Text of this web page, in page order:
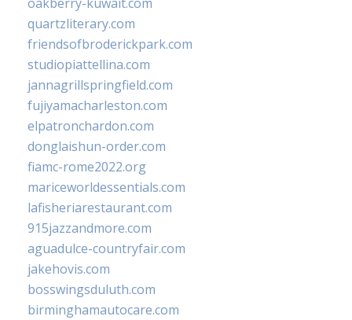
quartzliterary.com
friendsofbroderickpark.com
studiopiattellina.com
jannagrillspringfield.com
fujiyamacharleston.com
elpatronchardon.com
donglaishun-order.com
fiamc-rome2022.org
mariceworldessentials.com
lafisheriarestaurant.com
915jazzandmore.com
aguadulce-countryfair.com
jakehovis.com
bosswingsduluth.com
birminghamautocare.com